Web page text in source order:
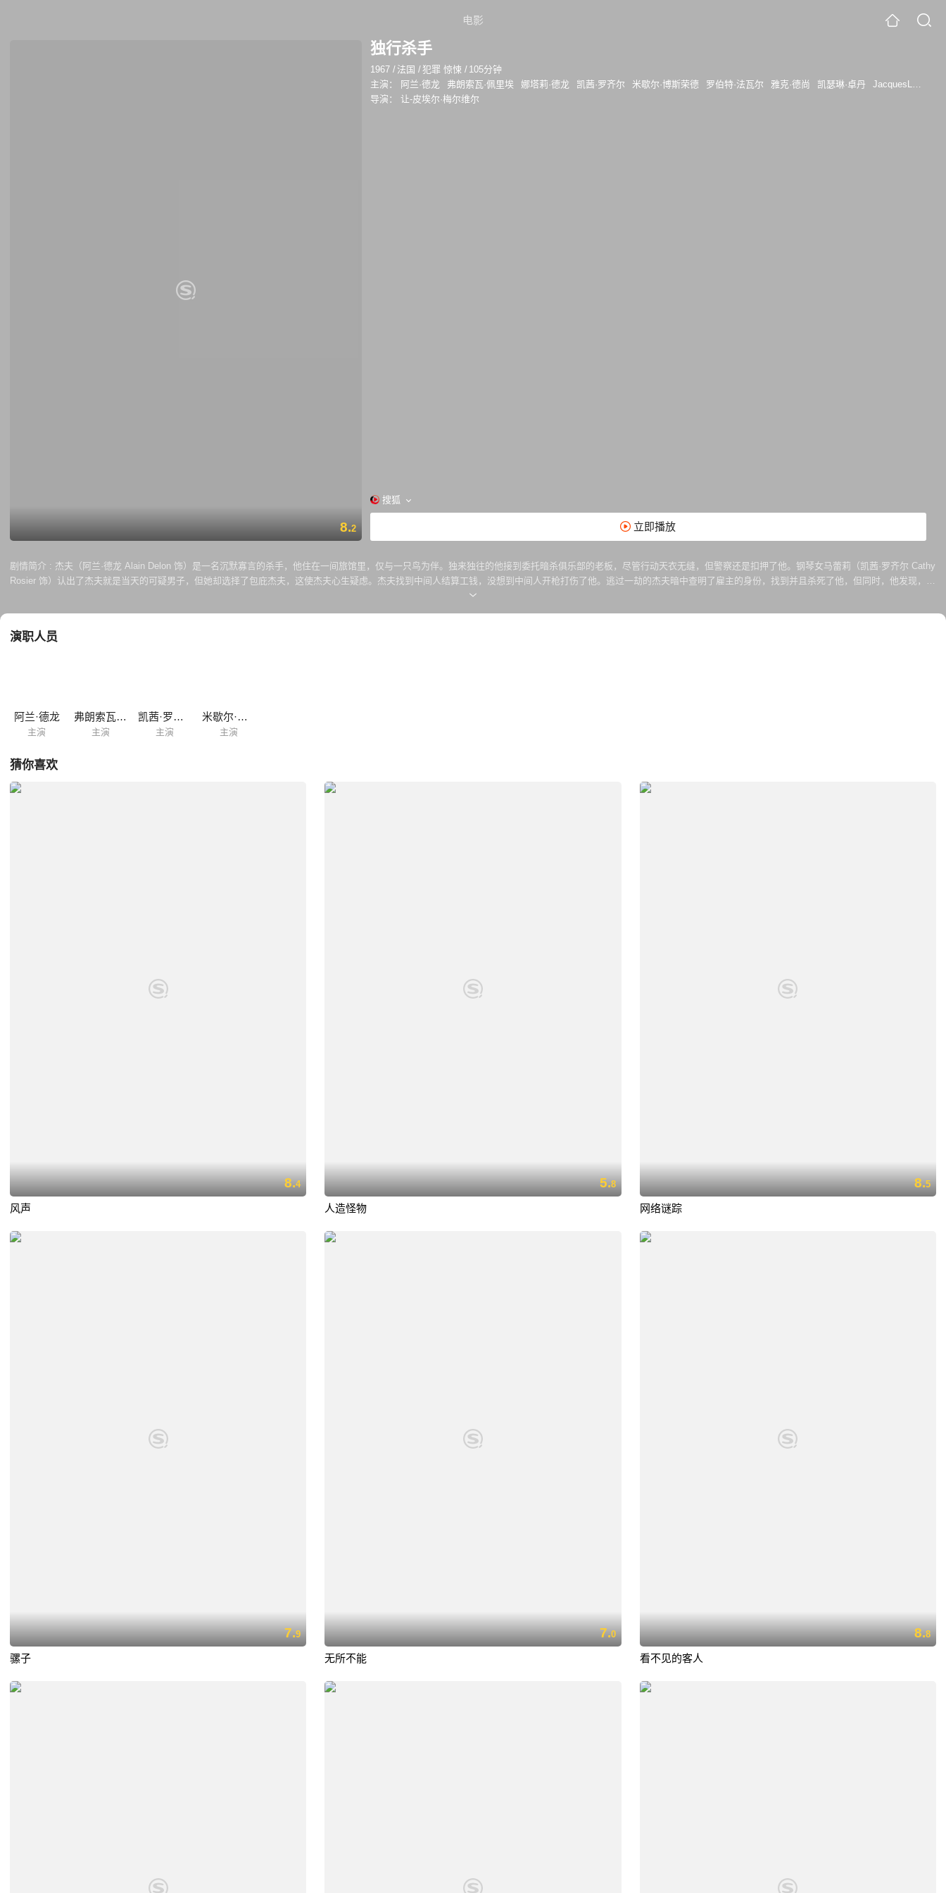
电影
8.2
独行杀手
1967 / 法国 /犯罪 惊悚 / 105分钟
主演：
阿兰·德龙 弗朗索瓦·佩里埃 娜塔莉·德龙 凯茜·罗齐尔 米歇尔·博斯荣德 罗伯特·法瓦尔 雅克·德尚 凯瑟琳·卓丹 JacquesLeroy
导演：
让-皮埃尔·梅尔维尔
搜狐
立即播放
剧情简介 : 杰夫（阿兰·德龙 Alain Delon 饰）是一名沉默寡言的杀手，他住在一间旅馆里，仅与一只鸟为伴。独来独往的他接到委托暗杀俱乐部的老板，尽管行动天衣无缝，但警察还是扣押了他。钢琴女马蕾莉（凯茜·罗齐尔 Cathy
Rosier 饰）认出了杰夫就是当天的可疑男子，但她却选择了包庇杰夫，这使杰夫心生疑虑。杰夫找到中间人结算工钱，没想到中间人开枪打伤了他。逃过一劫的杰夫暗中查明了雇主的身份，找到并且杀死了他，但同时，他发现，当
初袒护他的马蕾莉，居然是雇主的情人。心情复杂的杰夫举着手枪来到俱乐部质问马蕾莉，却被早已埋伏在此的警察乱枪打死，事后，警察们发现，杰夫的手枪中并没有子弹，他这一行为的意义也成为了一个永远的秘密。
演职人员
阿兰·德龙
主演
弗朗索瓦·佩里埃
主演
凯茜·罗齐尔
主演
米歇尔·博斯荣德
主演
猜你喜欢
8.4
风声
5.8
人造怪物
8.5
网络谜踪
7.9
骡子
7.0
无所不能
8.8
看不见的客人